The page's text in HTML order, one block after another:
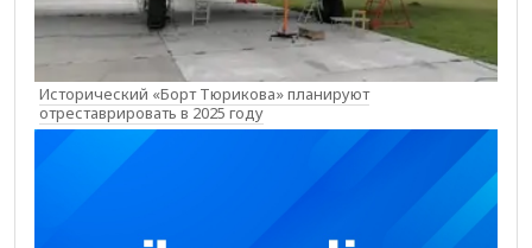
Исторический «Борт Тюрикова» планируют
отреставрировать в 2025 году